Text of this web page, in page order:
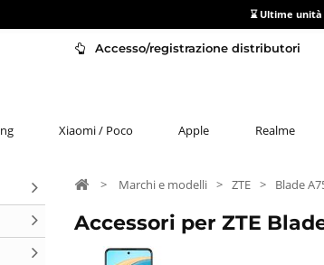
⌛ Ultime
Accesso/registrazione distributori
Xiaomi / Poco Apple Realme
> Marchi e modelli > ZTE > Blade
Accessori per ZTE